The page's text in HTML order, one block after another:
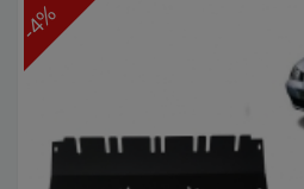
-4%